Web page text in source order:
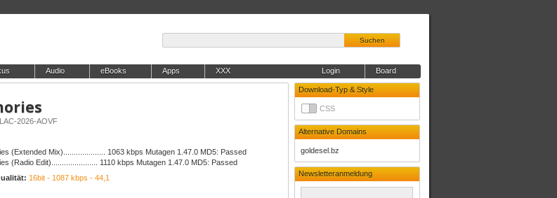
Suchen
Audio eBooks Apps XXX Board
Login
Download-Typ & Style
CSS
Alternative Domains
goldesel.bz
Newsletteranmeldung
2026-AOVF
(Extended Mix).................... 1063 kbps Mutagen 1.47.0 MD5: Passed
(Radio Edit)...................... 1110 kbps Mutagen 1.47.0 MD5: Passed
16bit - 1087 kbps - 44,1